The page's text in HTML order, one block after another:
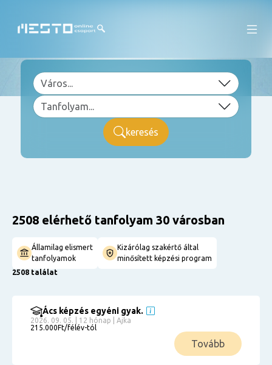
keresés
2508 elérhető tanfolyam 30 városban
Államilag elismert
tanfolyamok
Kizárólag szakértő által
minősített képzési program
2508 találat
Ács képzés egyéni gyak.
2026. 09. 05. | 12 hónap | Ajka
215.000Ft/félév-tól
Tovább